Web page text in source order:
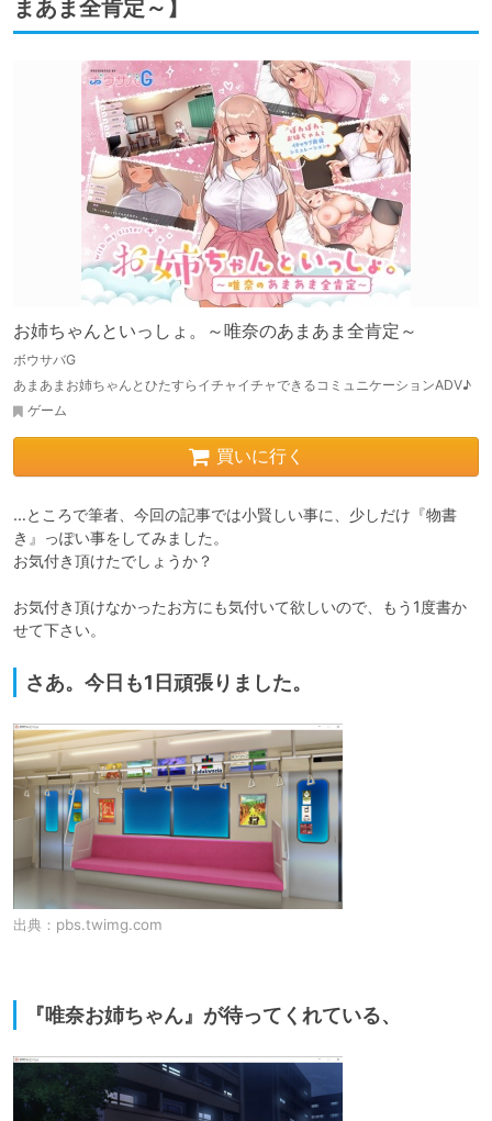
まあま全肯定～】
お姉ちゃんといっしょ。～唯奈のあまあま全肯定～
ボウサバG
あまあまお姉ちゃんとひたすらイチャイチャできるコミュニケーションADV♪
ゲーム
買いに行く
…ところで筆者、今回の記事では小賢しい事に、少しだけ『物書
き』っぽい事をしてみました。
お気付き頂けたでしょうか？
お気付き頂けなかったお方にも気付いて欲しいので、もう1度書か
せて下さい。
さあ。今日も1日頑張りました。
出典： pbs.twimg.com
『唯奈お姉ちゃん』が待ってくれている、